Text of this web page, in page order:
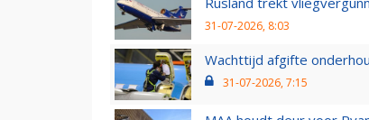
31-07-2026, 8:03
Wachttijd afgifte
31-07-2026, 7:15